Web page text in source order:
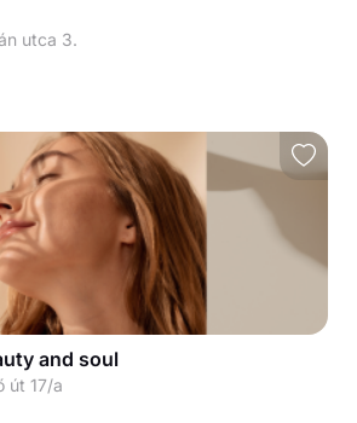
utca 3.
and soul
út 17/a